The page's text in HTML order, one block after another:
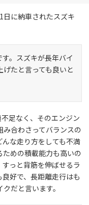
に納車されたスズキ
す。スズキが長年バイ
たと言っても良いと
足なく、そのエンジン
合わさってバランスの
な走り方をしても不満
めの積載能力も高いの
っと背筋を伸ばせるラ
好で、長距離走行はも
だと言います。